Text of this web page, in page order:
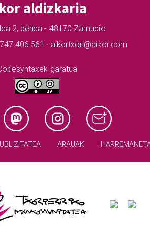
aldizkaria
2, behea - 48170 Zamudio
406 561 · aikortxori@aikor.com
garatua
ARAUAK